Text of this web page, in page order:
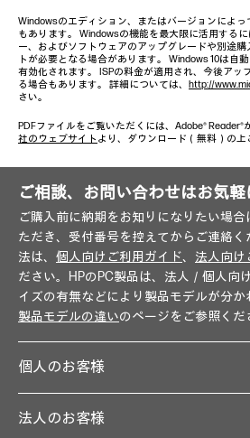
Windowsのエディション、またはバージョンによ
もあります。 Windowsの機能を最大限に活用する
ー、およびソフトウェアのアップグレードや別途
トが必要となる場合があります。 Windows 10は自
有効化されます。 ISPの料金が適用され、今後アッ
る場合もあります。 詳細については、 http://
さい。
PDFファイルをご覧いただくには、Adobe® Reader®
社のウェブサイト より、ダウンロード（無料）の上
ご相談、お問い合わせはお気
ご購入前に納期をお知りになりたい場
ただき、受付番号を控えてからご連絡
法は、 個人向けご利用ガイド、 法人向け
ださい。HPのPC製品は、法人／個人向
イズの有無などにより製品モデルが分か
製品モデルの違いのページをご参照くだ
個人のお客様
法人のお客様